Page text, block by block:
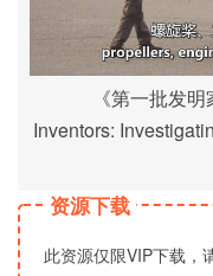
《第一批发
Inventors:
资源下载
此资源仅限VIP下载，